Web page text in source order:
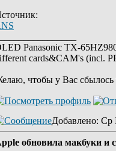
Panasonic TX-
cards&CAM's (incl.
чтобы у Вас сбылось
Добавлено: Ср
обновила макбуки и